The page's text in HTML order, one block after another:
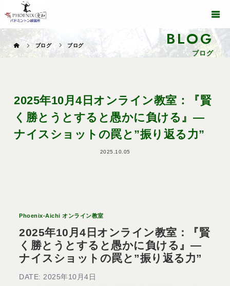
BLOG
ブログ
ブログ ブログ
2025年10月4日オンライン教室：『賢
く勝とうとすると愚かに負ける』―
ナイスショットの罠と”振り返る力”
2025.10.05
Phoenix-Aichi オンライン教室
2025年10月4日オンライン教室：『賢
く勝とうとすると愚かに負ける』―
ナイスショットの罠と”振り返る力”
DATE: 2025年10月4日